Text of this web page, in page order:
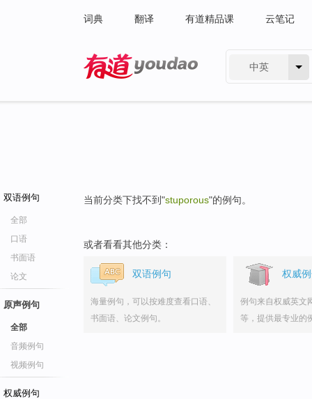
词典 翻译 有道精品课 云笔记
中英
双语例句
全部
口语
书面语
论文
原声例句
全部
音频例句
视频例句
权威例句
当前分类下找不到"stuporous"的例句。
或者看看其他分类：
双语例句
海量例句，可以按难度查看口语、
书面语、论文例句。
权威
例句来自权威英文
等，提供最专业的